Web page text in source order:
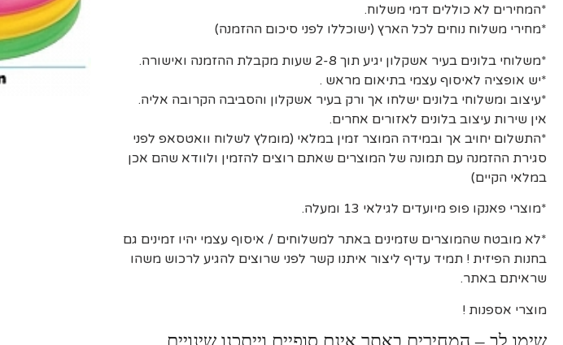
*המחירים לא כוללים דמי משלוח.
*מחירי משלוח נוחים לכל הארץ (ישוכללו לפני סיכום ההזמנה)
*משלוחי בלונים בעיר אשקלון יגיע תוך 2-8 שעות מקבלת ההזמנה ואישורה.
*יש אופציה לאיסוף עצמי בתיאום מראש .
*עיצוב ומשלוחי בלונים ישלחו אך ורק בעיר אשקלון והסביבה הקרובה אליה.
אין שירות עיצוב בלונים לאזורים אחרים.
*התשלום יחויב אך ובמידה המוצר זמין במלאי (מומלץ לשלוח וואטסאפ לפני
סגירת ההזמנה עם תמונה של המוצרים שאתם רוצים להזמין ולוודא שהם אכן
במלאי הקיים)
*מוצרי פאנקו פופ מיועדים לגילאי 13 ומעלה.
*לא מובטח שהמוצרים שזמינים באתר למשלוחים / איסוף עצמי יהיו זמינים גם
בחנות הפיזית ! תמיד עדיף ליצור איתנו קשר לפני שרוצים להגיע לרכוש משהו
שראיתם באתר.
מוצרי אספנות !